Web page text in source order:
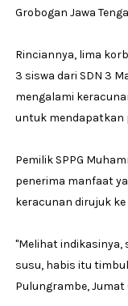
Grobogan Jawa
Rinciannya, lima
3 siswa dari SDN 3
mengalami
untuk mendapatkan
Pemilik SPPG
penerima manfaat
keracunan dirujuk ke
"Melihat indikasinya,
susu, habis itu
Pulungrambe, Jumat